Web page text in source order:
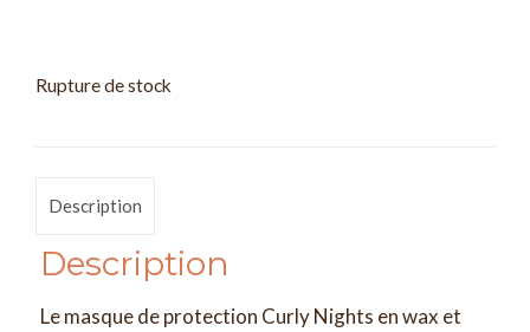
Rupture de stock
Description
Description
Le masque de protection Curly Nights en wax et